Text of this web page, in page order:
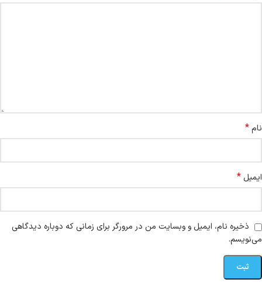
نام*
ایمیل *
ذخیره نام، ایمیل و وبسایت من در مرورگر برای زمانی که دوباره دیدگاهی
می‌نویسم.